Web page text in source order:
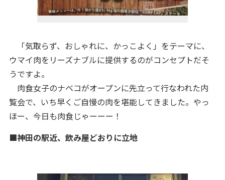
「気取らず、おしゃれに、かっこよく」をテーマに、
ウマイ肉をリーズナブルに提供するのがコンセプトだそ
うですよ。
肉食女子のナベコがオープンに先立って行なわれた内
覧会で、いち早くご自慢の肉を堪能してきました。やっ
ほー、今日も肉食じゃーーー！
■神田の駅近、飲み屋どおりに立地